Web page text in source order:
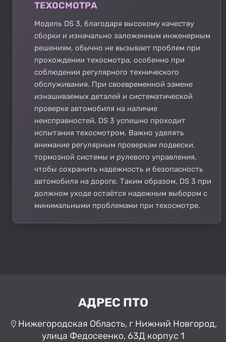
ТЕХОСМОТРА
Модель DS 3, благодаря высокому качеству
сборки и изначально заложенным инженерным
решениям, обычно не вызывает проблем при
прохождении техосмотра, особенно при
соблюдении регулярного технического
обслуживания. При своевременной замене
изнашиваемых деталей и систематической
проверке автомобиля на наличие
неисправностей, DS 3 успешно проходит
испытания техосмотром. Важно уделять
внимание регулярным проверкам подвески,
тормозной системы и рулевого управления,
чтобы сохранить надежность и безопасность
автомобиля на дороге. Таким образом, DS 3 при
должном уходе остаётся надежным выбором с
минимальными проблемами при техосмотре.
АДРЕС ПТО
Нижегородская Область, г Нижний Новгород,
улица Федосеенко, 63Д корпус 1